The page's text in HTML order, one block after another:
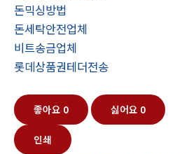
돈믹싱방법
돈세탁안전업체
비트송금업체
롯데상품권테더전송
좋아요 0 싫어요 0
인쇄